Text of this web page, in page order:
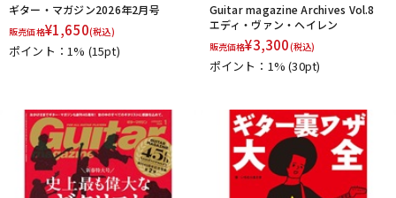
ギター・マガジン2026年2月号
販売価格¥1,650(税込)
ポイント：1% (15pt)
Guitar magazine Archives Vol.8
エディ・ヴァン・ヘイレン
販売価格¥3,300(税込)
ポイント：1%(30pt)